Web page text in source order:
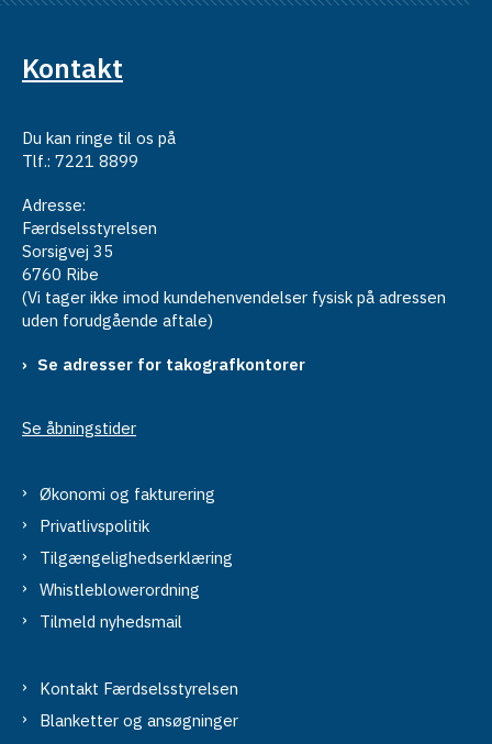
Kontakt
Du kan ringe til os på
Tlf.: 7221 8899
Adresse:
Færdselsstyrelsen
Sorsigvej 35
6760 Ribe
(Vi tager ikke imod kundehenvendelser fysisk på adressen
uden forudgående aftale)
Se adresser for takografkontorer
Se åbningstider
Økonomi og fakturering
Privatlivspolitik
Tilgængelighedserklæring
Whistleblowerordning
Tilmeld nyhedsmail
Kontakt Færdselsstyrelsen
Blanketter og ansøgninger